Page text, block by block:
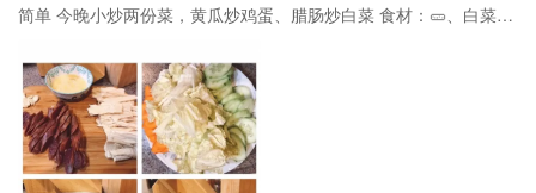
简单 今晚小炒两份菜，黄瓜炒鸡蛋、腊肠炒白菜 食材：🥒、白菜、
菜洗净切段、腐竹提前泡好洗净切段、腊肠放入锅中冷水煮沸滚会
儿洗净切片、蒜头四粒剥皮拍碎、鸡蛋两颗打入碗里加盐、鸡精调
味搅匀 2.开火，炒锅里倒入油待油热倒入鸡蛋液待成形，快速翻炒
起锅先放入盘子，锅里放入一半蒜末爆香，加入黄瓜清炒放点白
糖、盐巴、鸡精炒匀，加入鸡蛋翻炒匀起锅装盘；同一锅，倒入少